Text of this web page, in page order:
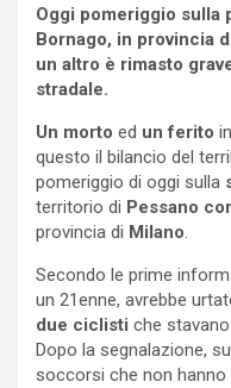
Oggi pomeriggio sulla
Bornago, in provincia
un altro è rimasto
stradale.
Un morto ed un ferito in
questo il bilancio del
pomeriggio di oggi sulla
territorio di Pessano
provincia di Milano.
Secondo le prime
un 21enne, avrebbe
due ciclisti che
Dopo la segnalazione,
soccorsi che non